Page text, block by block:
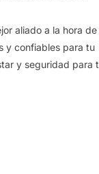
aliado a la hora de
y confiables para tu
y seguridad para